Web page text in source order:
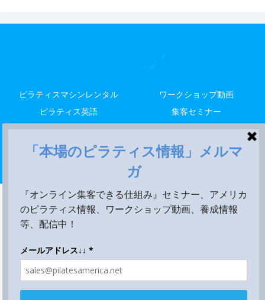
ピラティスマシンレンタル
ワークショップ動画
ピラティス英語
集客セミナー
解剖留学
レッスン
米国養成
Copyright © 2014-2026 LALA STYLE, LLC All Rights Reserved.